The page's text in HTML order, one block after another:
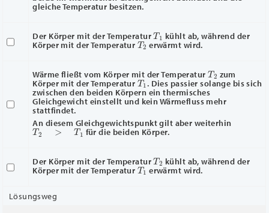
gleiche Temperatur besitzen.
Der Körper mit der TemperaturT1 kühlt ab, während der
Körper mit der TemperaturT2erwärmt wird.
Wärme fließt vom Körper mit der TemperaturT2 zum
Körper mit der TemperaturT1. Dies passier solange bis sich
zwischen den beiden Körpern ein thermisches
Gleichgewicht einstellt und kein Wärmefluss mehr
stattfindet.
An diesem Gleichgewichtspunkt gilt aber weiterhin
T2 >T1 für die beiden Körper.
Der Körper mit der TemperaturT2 kühlt ab, während der
Körper mit der TemperaturT1erwärmt wird.
Lösungsweg